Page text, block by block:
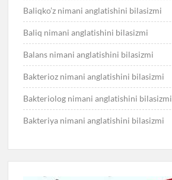
Baliqko’z nimani anglatishini bilasizmi
Baliq nimani anglatishini bilasizmi
Balans nimani anglatishini bilasizmi
Bakterioz nimani anglatishini bilasizmi
Bakteriolog nimani anglatishini bilasizmi
Bakteriya nimani anglatishini bilasizmi